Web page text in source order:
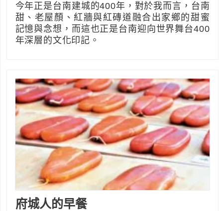
今年正是台南建城的400年，對於我而言，台南
甜、老屋顏、紅牆與紅磚道融合出家鄉的甜蜜
記憶與念想，而這也正是台南迎向世界舞台400
年深層的文化印記。
府城人的早餐